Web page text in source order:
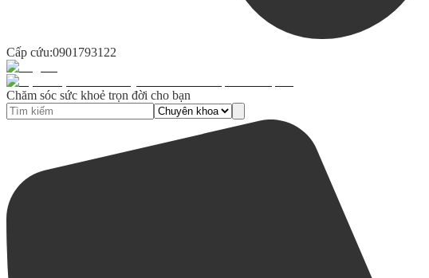
Cấp cứu:0901793122
Chăm sóc sức khoẻ trọn đời cho bạn